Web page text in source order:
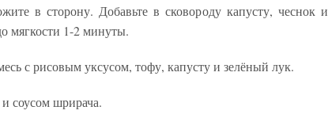
в сторону. Добавьте в сковороду капусту, чеснок и
мягкости 1-2 минуты.
с рисовым уксусом, тофу, капусту и зелёный лук.
соусом шрирача.